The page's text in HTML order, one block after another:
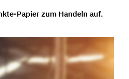
Papier zum Handeln auf.